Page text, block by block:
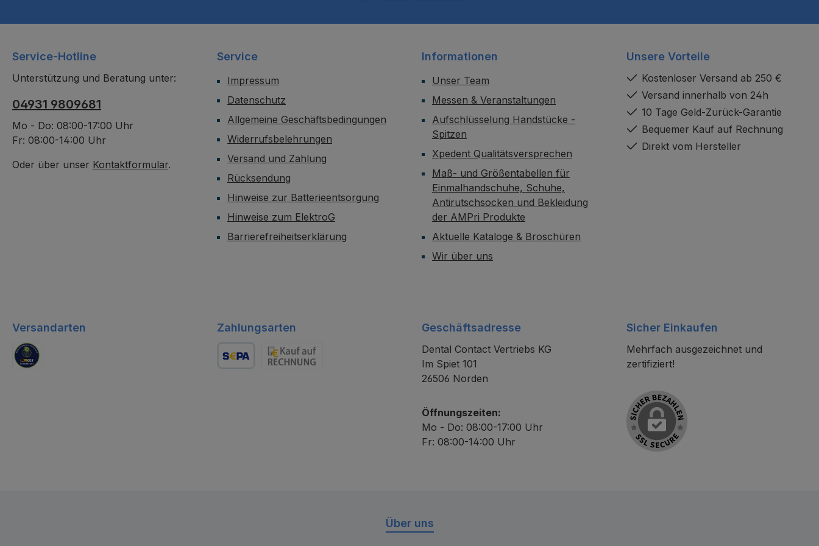
Service-Hotline
Unterstützung und Beratung unter:
04931 9809681
Mo - Do: 08:00-17:00 Uhr
Fr: 08:00-14:00 Uhr
Oder über unser Kontaktformular.
Service
Impressum
Datenschutz
Allgemeine Geschäftsbedingungen
Widerrufsbelehrungen
Versand und Zahlung
Rücksendung
Hinweise zur Batterieentsorgung
Hinweise zum ElektroG
Barrierefreiheitserklärung
Informationen
Unser Team
Messen & Veranstaltungen
Aufschlüsselung Handstücke -
Spitzen
Xpedent Qualitätsversprechen
Maß- und Größentabellen für
Einmalhandschuhe, Schuhe,
Antirutschsocken und Bekleidung
der AMPri Produkte
Aktuelle Kataloge & Broschüren
Wir über uns
Unsere Vorteile
Kostenloser Versand ab 250 €
Versand innerhalb von 24h
10 Tage Geld-Zurück-Garantie
Bequemer Kauf auf Rechnung
Direkt vom Hersteller
Versandarten Zahlungsarten Geschäftsadresse
Dental Contact Vertriebs KG
Im Spiet 101
26506 Norden
Öffnungszeiten:
Mo - Do: 08:00-17:00 Uhr
Fr: 08:00-14:00 Uhr
Sicher Einkaufen
Mehrfach ausgezeichnet und
zertifiziert!
Über uns